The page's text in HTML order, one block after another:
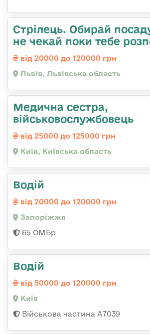
Стрілець. Обирай
не чекай поки тебе
від 20000 до 120000 грн
Львів, Львівська область
Медична сестpа,
військовослужбовець
від 25000 до 125000 грн
Київ, Київська область
Водій
від 20000 до 120000 грн
Запоріжжя
65 ОМБр
Водій
від 50000 до 120000 грн
Київ
Військова частина А7039